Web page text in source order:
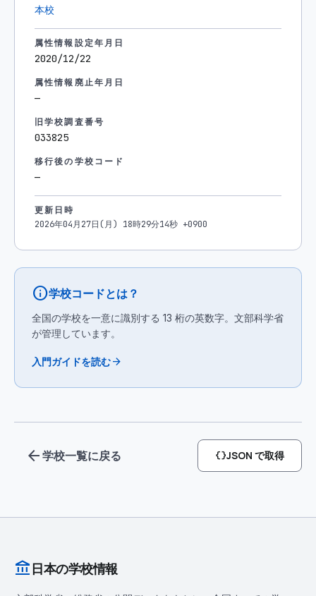
本校
属性情報設定年月日
2020/12/22
属性情報廃止年月日
—
旧学校調査番号
033825
移行後の学校コード
—
更新日時
2026年04月27日(月) 18時29分14秒 +0900
info学校コードとは？
全国の学校を一意に識別する 13 桁の英数字。文部科学省
が管理しています。
入門ガイドを読むarrow_forward
arrow_back学校一覧に戻る data_objectJSON で取得
account_balance日本の学校情報